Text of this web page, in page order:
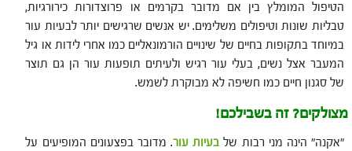
הטיפול המומלץ בין אם מדובר בקרמים או פרוצדורות כירורגיות,
טבליות שונות וטיפולים משלימים. יש אנשים שרגישים יותר לבעיות עור
במיוחד בתקופות בחיים של שינויים הורמונאליים כמו אחרי לידות או גיל
המעבר אצל נשים, בעלי עור רגיש ולעיתים תופעות עור הן גם תוצר
של סגנון חיים כמו חשיפה לא מבוקרת לשמש.
מצולקים? זה בשבילכם!
"אקנה" הינה מני רבות של בעיות עור. מדובר בפצעונים המופיעים על